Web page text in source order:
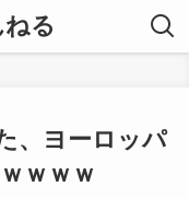
る
、ヨーロッパ
ｗｗｗ